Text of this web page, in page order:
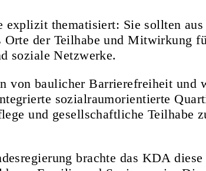
explizit thematisiert: Sie sollten
Orte der Teilhabe und Mitwirkung
soziale Netzwerke.
von baulicher Barrierefreiheit
sozialraumorientierte
und gesellschaftliche Teilhabe
brachte das KDA